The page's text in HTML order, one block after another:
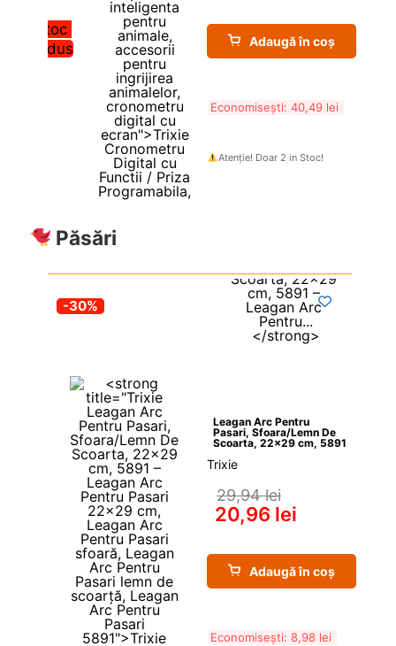
Stoc
redus
Adaugă în coș
Economisești: 40,49 lei
Atenție! Doar 2 in Stoc!
Păsări
-30%
Leagan Arc Pentru
Pasari, Sfoara/Lemn De
Scoarta, 22×29 cm, 5891
Trixie
29,94 lei
20,96 lei
Adaugă în coș
Economisești: 8,98 lei